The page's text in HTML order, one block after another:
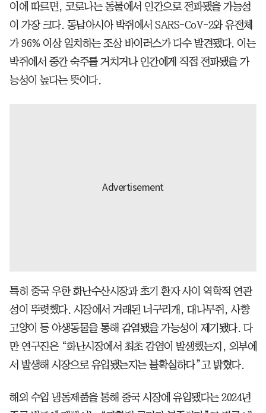
이에 따르면, 코로나는 동물에서 인간으로 전파됐을 가능성
이 가장 크다. 동남아시아 박쥐에서 SARS-CoV-2와 유전체
가 96% 이상 일치하는 조상 바이러스가 다수 발견됐다. 이는
박쥐에서 중간 숙주를 거치거나 인간에게 직접 전파됐을 가
능성이 높다는 뜻이다.
특히 중국 우한 화난수산시장과 초기 환자 사이 역학적 연관
성이 뚜렷했다. 시장에서 거래된 너구리개, 대나무쥐, 사향
고양이 등 야생동물을 통해 감염됐을 가능성이 제기됐다. 다
만 연구진은 “화난시장에서 최초 감염이 발생했는지, 외부에
서 발생해 시장으로 유입됐는지는 불확실하다”고 밝혔다.
해외 수입 냉동제품을 통해 중국 시장에 유입됐다는 2024년